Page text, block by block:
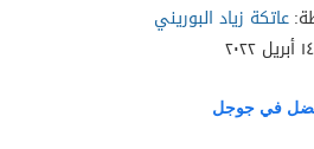
عاتكة زياد البوريني
في جوجل